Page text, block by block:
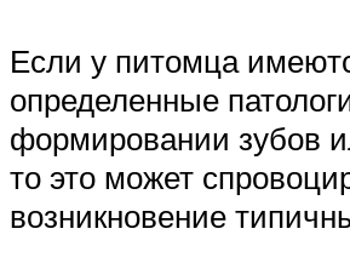
Если у питомца
определенные
формировании зубов
то это может
возникновение